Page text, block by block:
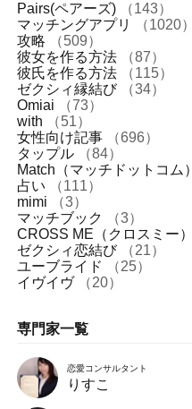
Pairs(ペアーズ)
（143）
マッチングアプリ
（1020）
攻略
（509）
彼女を作る方法
（87）
彼氏を作る方法
（115）
ゼクシィ縁結び
（34）
Omiai
（73）
with
（51）
女性向け記事
（696）
タップル
（84）
Match（マッチドットコム）
占い
（111）
mimi
（3）
マッチブック
（3）
CROSS ME（クロスミー）
ゼクシィ恋結び
（21）
ユーブライド
（25）
イヴイヴ
（20）
専門家一覧
恋愛コンサルタント
りすこ